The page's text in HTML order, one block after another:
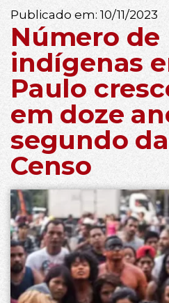
Publicado em: 10/11/2023
Número de
indígenas
Paulo
em doze
segundo
Censo